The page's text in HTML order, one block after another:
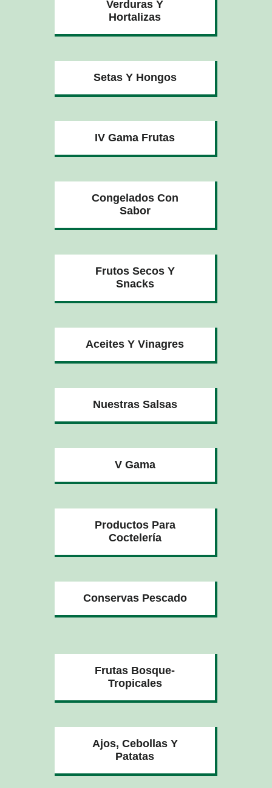
Verduras Y
Hortalizas
Setas Y Hongos
IV Gama Frutas
Congelados Con
Sabor
Frutos Secos Y
Snacks
Aceites Y Vinagres
Nuestras Salsas
V Gama
Productos Para
Coctelería
Conservas Pescado
Frutas Bosque-
Tropicales
Ajos, Cebollas Y
Patatas